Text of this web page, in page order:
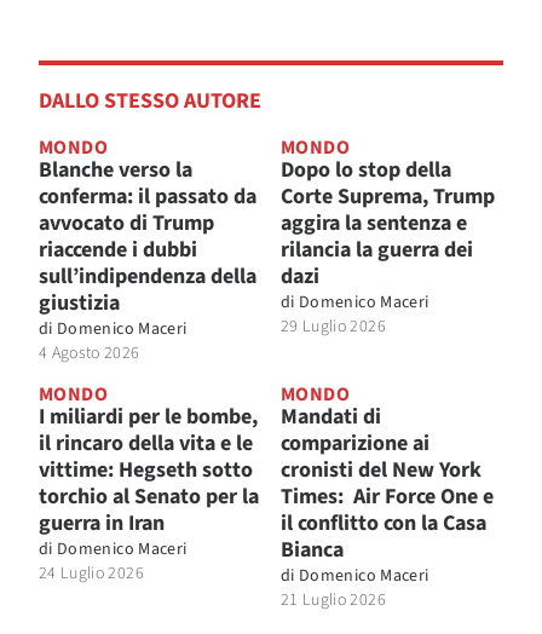
DALLO STESSO AUTORE
MONDO
Blanche verso la
conferma: il passato da
avvocato di Trump
riaccende i dubbi
sull’indipendenza della
giustizia
di Domenico Maceri
4 Agosto 2026
MONDO
Dopo lo stop della
Corte Suprema, Trump
aggira la sentenza e
rilancia la guerra dei
dazi
di Domenico Maceri
29 Luglio 2026
MONDO
I miliardi per le bombe,
il rincaro della vita e le
vittime: Hegseth sotto
torchio al Senato per la
guerra in Iran
di Domenico Maceri
24 Luglio 2026
MONDO
Mandati di
comparizione ai
cronisti del New York
Times: Air Force One e
il conflitto con la Casa
Bianca
di Domenico Maceri
21 Luglio 2026